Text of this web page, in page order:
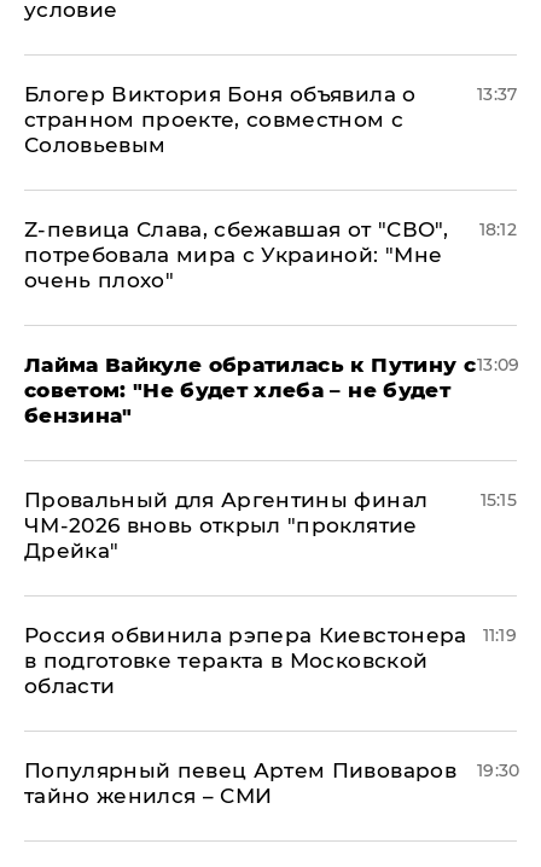
условие
Блогер Виктория Боня объявила о
странном проекте, совместном с
Соловьевым
13:37
Z-певица Слава, сбежавшая от "СВО",
потребовала мира с Украиной: "Мне
очень плохо"
18:12
Лайма Вайкуле обратилась к Путину с
советом: "Не будет хлеба – не будет
бензина"
13:09
Провальный для Аргентины финал
ЧМ-2026 вновь открыл "проклятие
Дрейка"
15:15
Россия обвинила рэпера Киевстонера
в подготовке теракта в Московской
области
11:19
Популярный певец Артем Пивоваров
тайно женился – СМИ
19:30